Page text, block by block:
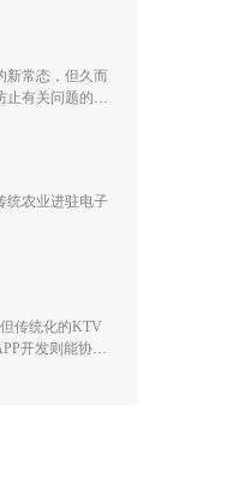
新常态，但久而
止有关问题的产
统农业进驻电子
传统化的KTV
开发则能协助